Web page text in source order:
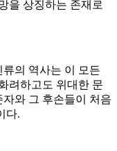
을 상징하는 존재로
의 역사는 이 모든
려하고도 위대한 문
와 그 후손들이 처음
다.